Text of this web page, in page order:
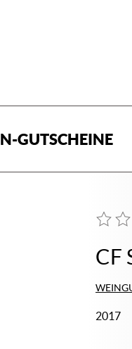
GUTSCHEINE
CF
2017